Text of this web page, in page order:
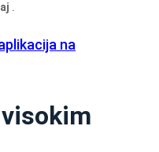
.
na